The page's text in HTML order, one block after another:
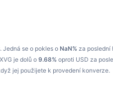
Jedná se o pokles o NaN% za poslední
je dolů o 9.68% oproti USD za
jej použijete k provedení konverze.